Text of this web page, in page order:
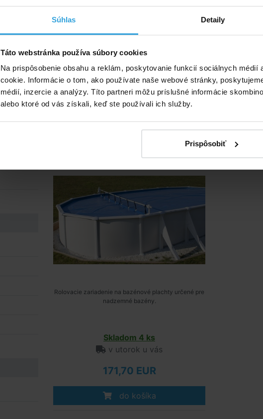
Súhlas Detaily
Táto webstránka používa súbory cookies
Na prispôsobenie obsahu a reklám, poskytovanie funkcií sociálnych
cookie. Informácie o tom, ako používate naše webové stránky,
médií, inzercie a analýzy. Títo partneri môžu príslušné informácie
alebo ktoré od vás získali, keď ste používali ich služby.
Prispôsobiť
úchyty na upevnenie plachty.
Jednoduchá manipulácia. Ľahko sa demontuje,idete
Určenépre bazény do šírky 5,5 m.
Toto rolovacie zariadenie nie je určené pre bazény zo
Alternatívne produkty
Rolovacie zariadenie na bazénové plachty určené pre
nadzemné bazény.
Skladom 4 ks
v utorok u vás
171,70 EUR
do košíka